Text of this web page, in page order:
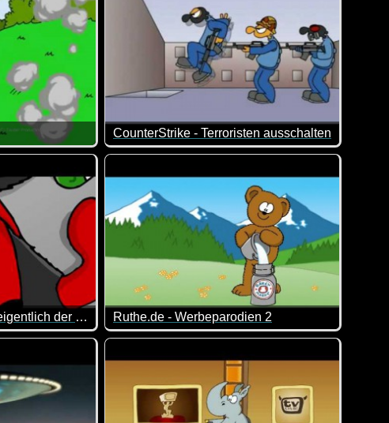
Vogel, der es nicht lassen kann, eine Schnecke zu jagen. Nicht
CounterStrike - Terroristen ausschalten
Comic-Video, bei dem Du in einem Ballerspiel
nicht auf die richtige Antwort. Zum Glück treffen sie auf einen
Ruthe.de - Was macht eigentlich der ZONK?
Ruthe.de - Werbeparodien 2
Hier werden Werbespots genial auf die Schippe